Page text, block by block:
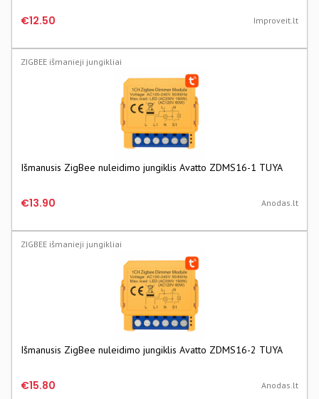
€12.50 Improveit.lt
ZIGBEE išmanieji jungikliai
Išmanusis ZigBee nuleidimo jungiklis Avatto ZDMS16-1 TUYA
€13.90 Anodas.lt
ZIGBEE išmanieji jungikliai
Išmanusis ZigBee nuleidimo jungiklis Avatto ZDMS16-2 TUYA
€15.80 Anodas.lt